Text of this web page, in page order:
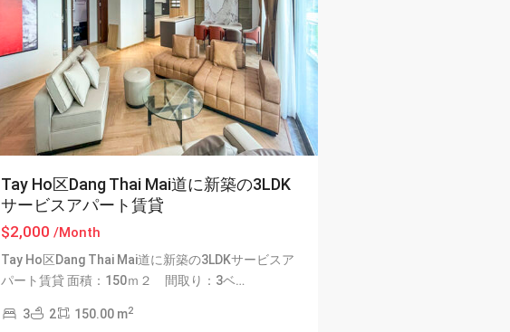
Tay Ho区Dang Thai Mai道に新築の3LDK
サービスアパート賃貸
$2,000 /Month
Tay Ho区Dang Thai Mai道に新築の3LDKサービスア
パート賃貸 面積：150ｍ２ 間取り：3ベ…
3 2 150.00 m2